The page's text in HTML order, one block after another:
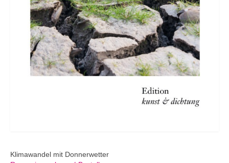
Klimawandel mit Donnerwetter